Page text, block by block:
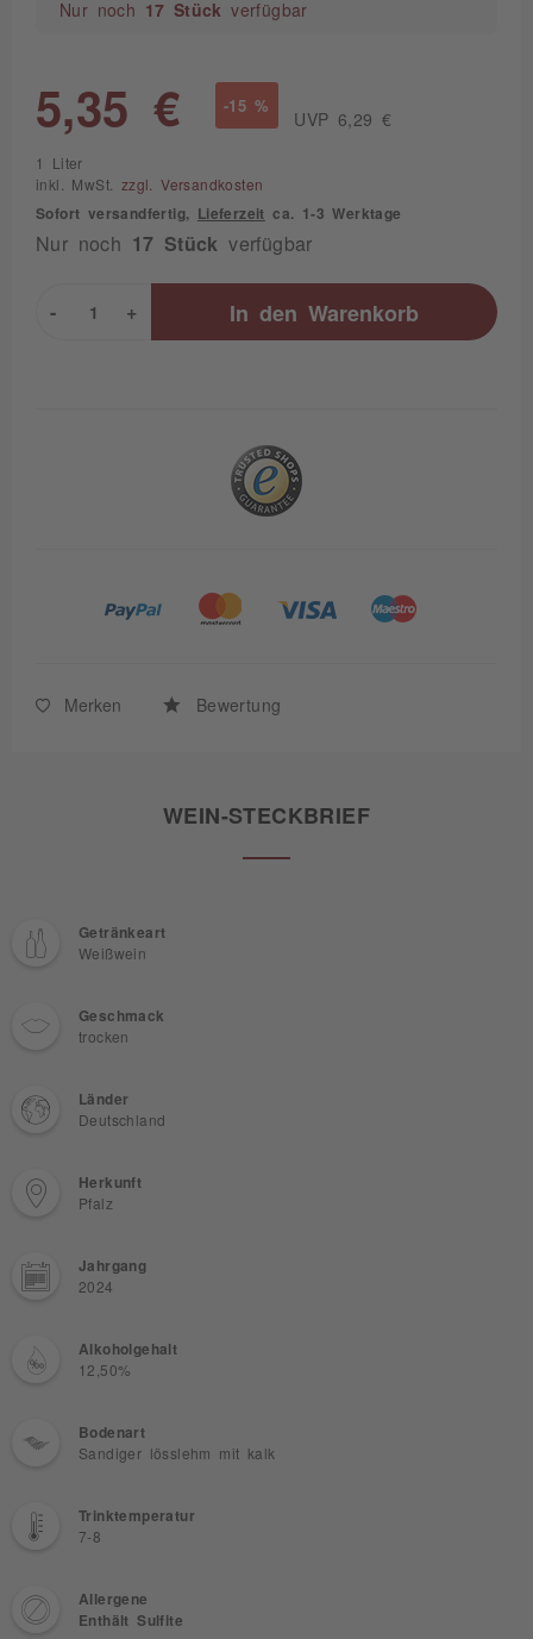
Nur noch 17 Stück verfügbar
5,35 € -15 %
UVP 6,29 €
1 Liter
inkl. MwSt. zzgl. Versandkosten
Sofort versandfertig, Lieferzeit ca. 1-3 Werktage
Nur noch 17 Stück verfügbar
+
- In den Warenkorb
Merken Bewertung
WEIN-STECKBRIEF
Getränkeart
Weißwein
Geschmack
trocken
Länder
Deutschland
Herkunft
Pfalz
Jahrgang
2024
Alkoholgehalt
12,50%
Bodenart
Sandiger lösslehm mit kalk
Trinktemperatur
7-8
Allergene
Enthält Sulfite